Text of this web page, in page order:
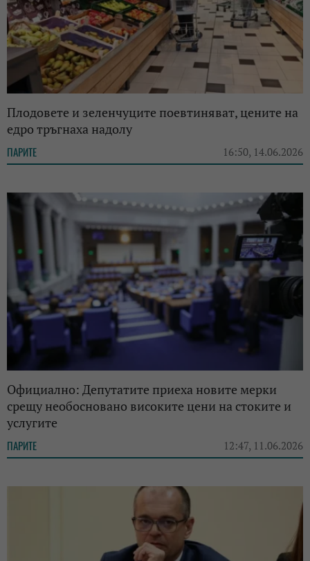
Плодовете и зеленчуците поевтиняват, цените на
едро тръгнаха надолу
ПАРИТЕ 16:50, 14.06.2026
Официално: Депутатите приеха новите мерки
срещу необосновано високите цени на стоките и
услугите
ПАРИТЕ 12:47, 11.06.2026